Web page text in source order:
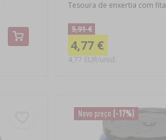
Tesoura de enxertia com fita
5,91 €
4,77 €
4,77 EUR/unid.
Novo preço (-17%)